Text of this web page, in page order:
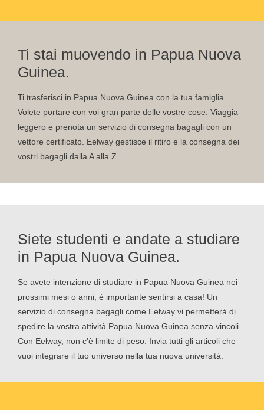
Ti stai muovendo in Papua Nuova
Guinea.
Ti trasferisci in Papua Nuova Guinea con la tua famiglia.
Volete portare con voi gran parte delle vostre cose. Viaggia
leggero e prenota un servizio di consegna bagagli con un
vettore certificato. Eelway gestisce il ritiro e la consegna dei
vostri bagagli dalla A alla Z.
Siete studenti e andate a studiare
in Papua Nuova Guinea.
Se avete intenzione di studiare in Papua Nuova Guinea nei
prossimi mesi o anni, è importante sentirsi a casa! Un
servizio di consegna bagagli come Eelway vi permetterà di
spedire la vostra attività Papua Nuova Guinea senza vincoli.
Con Eelway, non c'è limite di peso. Invia tutti gli articoli che
vuoi integrare il tuo universo nella tua nuova università.